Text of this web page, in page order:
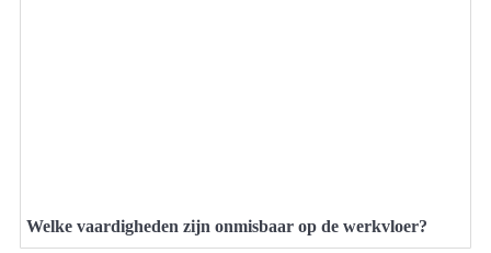
Welke vaardigheden zijn onmisbaar op de werkvloer?